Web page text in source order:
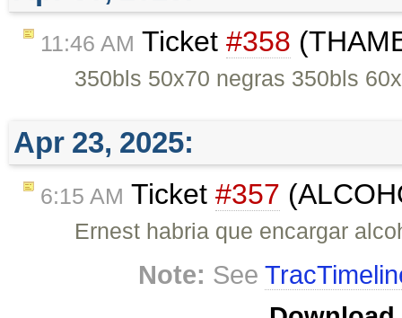
11:46 AM Ticket #358
350bls 50x70 negras 350bls
Apr 23, 2025:
6:15 AM Ticket #357
Ernest habria que encargar
Note: See